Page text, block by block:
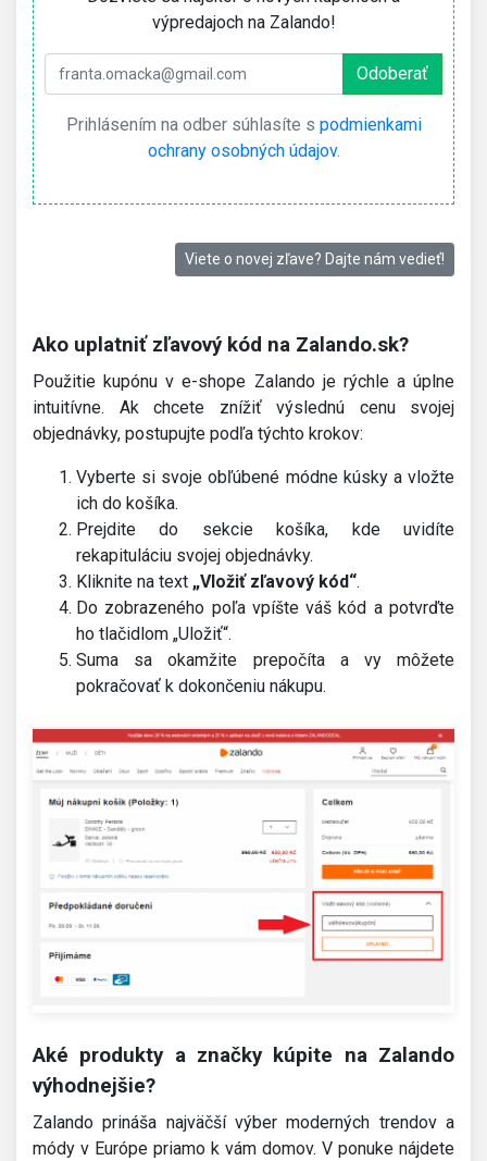
výpredajoch na Zalando!
Prihlásením na odber súhlasíte s podmienkami
ochrany osobných údajov.
Viete o novej zľave? Dajte nám vedieť!
Ako uplatniť zľavový kód na Zalando.sk?
Použitie kupónu v e-shope Zalando je rýchle a úplne
intuitívne. Ak chcete znížiť výslednú cenu svojej
objednávky, postupujte podľa týchto krokov:
Vyberte si svoje obľúbené módne kúsky a vložte
ich do košíka.
Prejdite do sekcie košíka, kde uvidíte
rekapituláciu svojej objednávky.
Kliknite na text „Vložiť zľavový kód“.
Do zobrazeného poľa vpíšte váš kód a potvrďte
ho tlačidlom „Uložiť“.
Suma sa okamžite prepočíta a vy môžete
pokračovať k dokončeniu nákupu.
Aké produkty a značky kúpite na Zalando
výhodnejšie?
Zalando prináša najväčší výber moderných trendov a
módy v Európe priamo k vám domov. V ponuke nájdete